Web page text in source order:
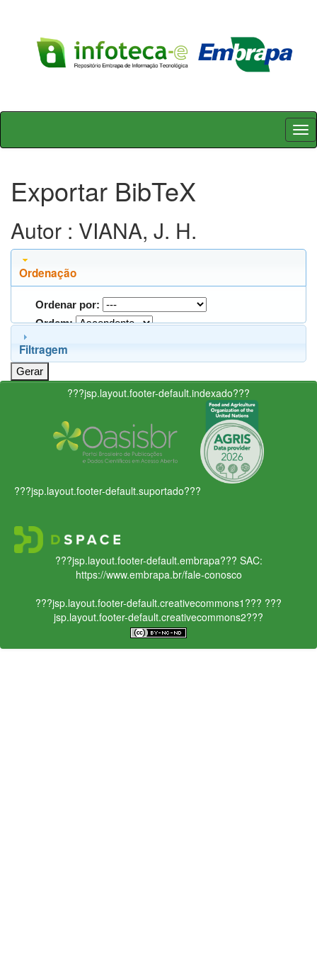
Skip
Exportar BibTeX
Autor : VIANA, J. H.
Ordenação
Ordenar por:
Ordem:
Filtragem
???jsp.layout.footer-default.indexado???
???jsp.layout.footer-default.suportado???
???jsp.layout.footer-default.embrapa??? SAC:
https://www.embrapa.br/fale-conosco
???jsp.layout.footer-default.creativecommons1??? ???
jsp.layout.footer-default.creativecommons2???